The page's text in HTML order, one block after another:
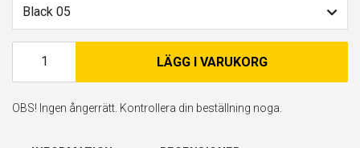
Black 05
LÄGG I VARUKORG
OBS! Ingen ångerrätt. Kontrollera din beställning noga.